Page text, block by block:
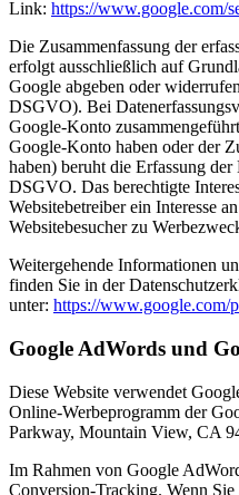
Link: https://www.google.com/
Die Zusammenfassung der
erfolgt ausschließlich auf
Google abgeben oder
DSGVO). Bei
Google-Konto
Google-Konto haben oder der
haben) beruht die Erfassung
DSGVO. Das berechtigte
Websitebetreiber ein Interesse
Websitebesucher zu
Weitergehende Informationen
finden Sie in der
unter: https://www.google.com/
Google AdWords und
Diese Website verwendet
Online-Werbeprogramm der
Parkway, Mountain View, CA
Im Rahmen von Google
Conversion-Tracking. Wenn